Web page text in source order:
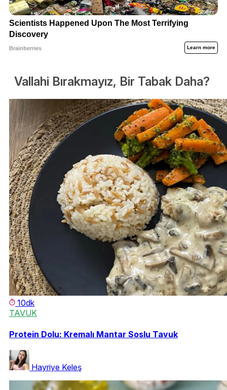
Vallahi Bırakmayız, Bir Tabak Daha?
10dk
TAVUK
Protein Dolu: Kremalı Mantar Soslu Tavuk
Hayriye Keleş